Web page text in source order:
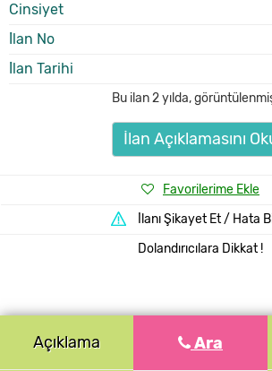
Cinsiyet
İlan No
İlan Tarihi
Bu ilan2 yılda,
İlan Açıklamasını
Favorilerime Ekle
İlanı Şikayet Et / Hata
Dolandırıcılara Dikkat !
Açıklama Ara